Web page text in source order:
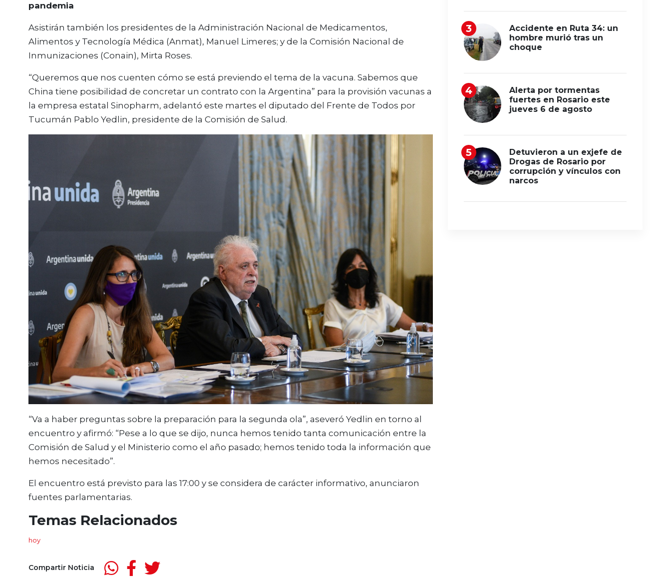
pandemia
Asistirán también los presidentes de la Administración Nacional de Medicamentos,
Alimentos y Tecnología Médica (Anmat), Manuel Limeres; y de la Comisión Nacional de
Inmunizaciones (Conain), Mirta Roses.
“Queremos que nos cuenten cómo se está previendo el tema de la vacuna. Sabemos que
China tiene posibilidad de concretar un contrato con la Argentina” para la provisión vacunas a
la empresa estatal Sinopharm, adelantó este martes el diputado del Frente de Todos por
Tucumán Pablo Yedlin, presidente de la Comisión de Salud.
“Va a haber preguntas sobre la preparación para la segunda ola”, aseveró Yedlin en torno al
encuentro y afirmó: “Pese a lo que se dijo, nunca hemos tenido tanta comunicación entre la
Comisión de Salud y el Ministerio como el año pasado; hemos tenido toda la información que
hemos necesitado”.
El encuentro está previsto para las 17:00 y se considera de carácter informativo, anunciaron
fuentes parlamentarias.
Temas Relacionados
hoy
Compartir Noticia
Accidente en Ruta 34: un
hombre murió tras un
choque
Alerta por tormentas
fuertes en Rosario este
jueves 6 de agosto
Detuvieron a un exjefe de
Drogas de Rosario por
corrupción y vínculos con
narcos